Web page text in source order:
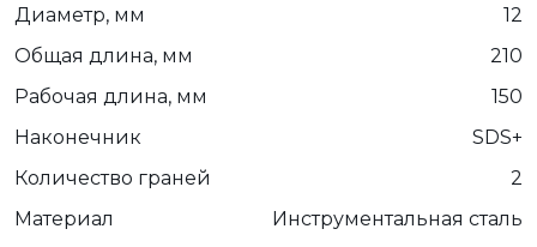
Диаметр, мм
12
Общая длина, мм
210
Рабочая длина, мм
150
Наконечник
SDS+
Количество граней
2
Материал
Инструментальная сталь